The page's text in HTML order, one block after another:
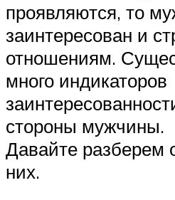
проявляются, то
заинтересован и
отношениям.
много индикаторов
стороны мужчины.
Давайте разберем
них.